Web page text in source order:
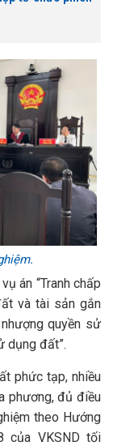
án “Tranh chấp
và tài sản gắn
quyền sử
dụng đất”.
phức tạp, nhiều
phương, đủ điều
theo Hướng
của VKSND tối